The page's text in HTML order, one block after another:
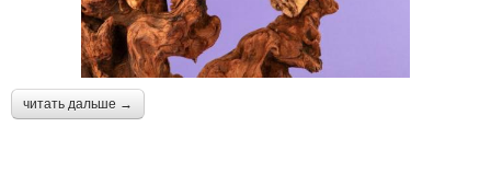
читать дальше →